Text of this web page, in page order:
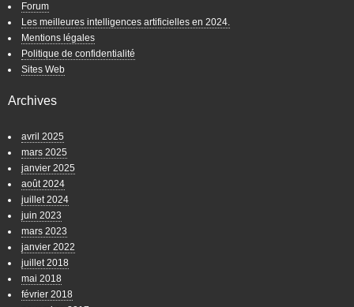
Forum
Les meilleures intelligences artificielles en 2024.
Mentions légales
Politique de confidentialité
Sites Web
Archives
avril 2025
mars 2025
janvier 2025
août 2024
juillet 2024
juin 2023
mars 2023
janvier 2022
juillet 2018
mai 2018
février 2018